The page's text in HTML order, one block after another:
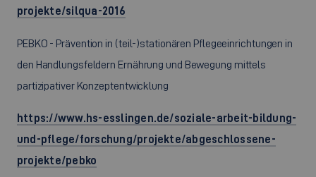
projekte/silqua-2016
PEBKO - Prävention in (teil-)stationären Pflegeeinrichtungen in
den Handlungsfeldern Ernährung und Bewegung mittels
partizipativer Konzeptentwicklung
https://www.hs-esslingen.de/soziale-arbeit-bildung-
und-pflege/forschung/projekte/abgeschlossene-
projekte/pebko